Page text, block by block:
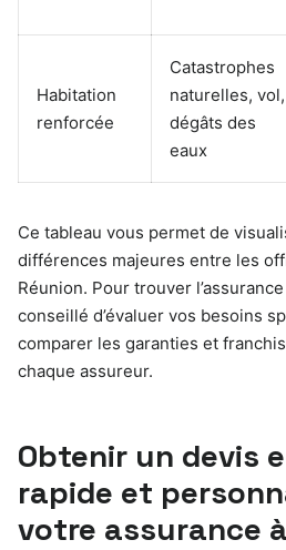
Habitation
renforcée
Catastrophes
naturelles, vol,
dégâts des
eaux
Ce tableau vous permet de
différences majeures entre les
Réunion. Pour trouver
conseillé d’évaluer vos besoins
comparer les garanties et
chaque assureur.
Obtenir un devis
rapide et
votre assurance